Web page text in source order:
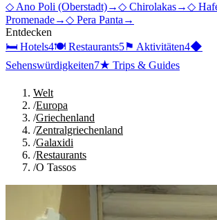
◇ Ano Poli (Oberstadt)→◇ Chirolakas→◇
Promenade→◇ Pera Panta →
Entdecken
🛏 Hotels4🍽 Restaurants5⚑ Aktivitäten4◆
Sehenswürdigkeiten7★ Trips & Guides
Welt
/Europa
/Griechenland
/Zentralgriechenland
/Galaxidi
/Restaurants
/O Tassos